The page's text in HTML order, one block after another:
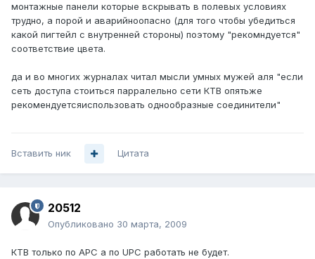
монтажные панели которые вскрывать в полевых условиях
трудно, а порой и аварийноопасно (для того чтобы убедиться
какой пигтейл с внутренней стороны) поэтому "рекомндуется"
соответствие цвета.
да и во многих журналах читал мысли умных мужей аля "если
сеть доступа стоиться парралельно сети КТВ опятьже
рекомендуетсяиспользовать однообразные соединители"
Вставить ник Цитата
20512
Опубликовано 30 марта, 2009
КТВ только по АРС а по UРС работать не будет.